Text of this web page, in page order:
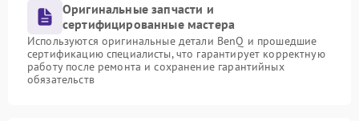
Оригинальные запчасти и
сертифицированные мастера
Используются оригинальные детали BenQ и прошедшие
сертификацию специалисты, что гарантирует корректную
работу после ремонта и сохранение гарантийных
обязательств